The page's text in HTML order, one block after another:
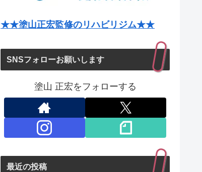
★★塗山正宏監修のリハビリジム★★
SNSフォローお願いします
塗山 正宏をフォローする
最近の投稿